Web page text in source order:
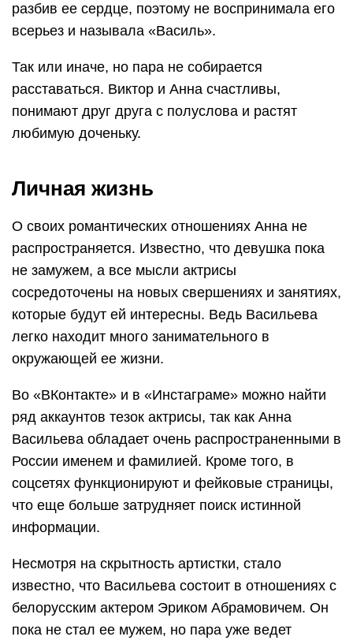
разбив ее сердце, поэтому не воспринимала его
всерьез и называла «Василь».
Так или иначе, но пара не собирается
расставаться. Виктор и Анна счастливы,
понимают друг друга с полуслова и растят
любимую доченьку.
Личная жизнь
О своих романтических отношениях Анна не
распространяется. Известно, что девушка пока
не замужем, а все мысли актрисы
сосредоточены на новых свершениях и занятиях,
которые будут ей интересны. Ведь Васильева
легко находит много занимательного в
окружающей ее жизни.
Во «ВКонтакте» и в «Инстаграме» можно найти
ряд аккаунтов тезок актрисы, так как Анна
Васильева обладает очень распространенными в
России именем и фамилией. Кроме того, в
соцсетях функционируют и фейковые страницы,
что еще больше затрудняет поиск истинной
информации.
Несмотря на скрытность артистки, стало
известно, что Васильева состоит в отношениях с
белорусским актером Эриком Абрамовичем. Он
пока не стал ее мужем, но пара уже ведет